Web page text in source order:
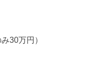
30万円）